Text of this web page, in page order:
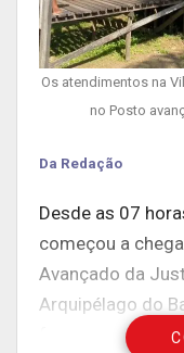
Os atendimentos na
no Posto
Da Redação
Desde as 07
começou a
Avançado da
Arquipélago do
formou em